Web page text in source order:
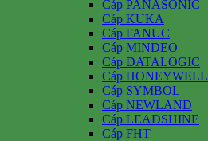
Cáp PANASONIC
Cáp KUKA
Cáp FANUC
Cáp MINDEO
Cáp DATALOGIC
Cáp HONEYWELL
Cáp SYMBOL
Cáp NEWLAND
Cáp LEADSHINE
Cáp FHT